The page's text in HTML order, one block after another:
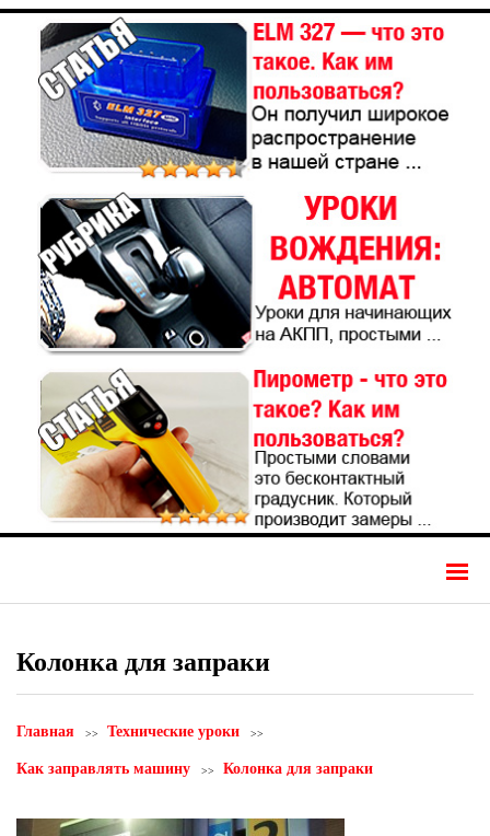
Колонка для запраки
Главная Технические уроки
Как заправлять машину Колонка для запраки